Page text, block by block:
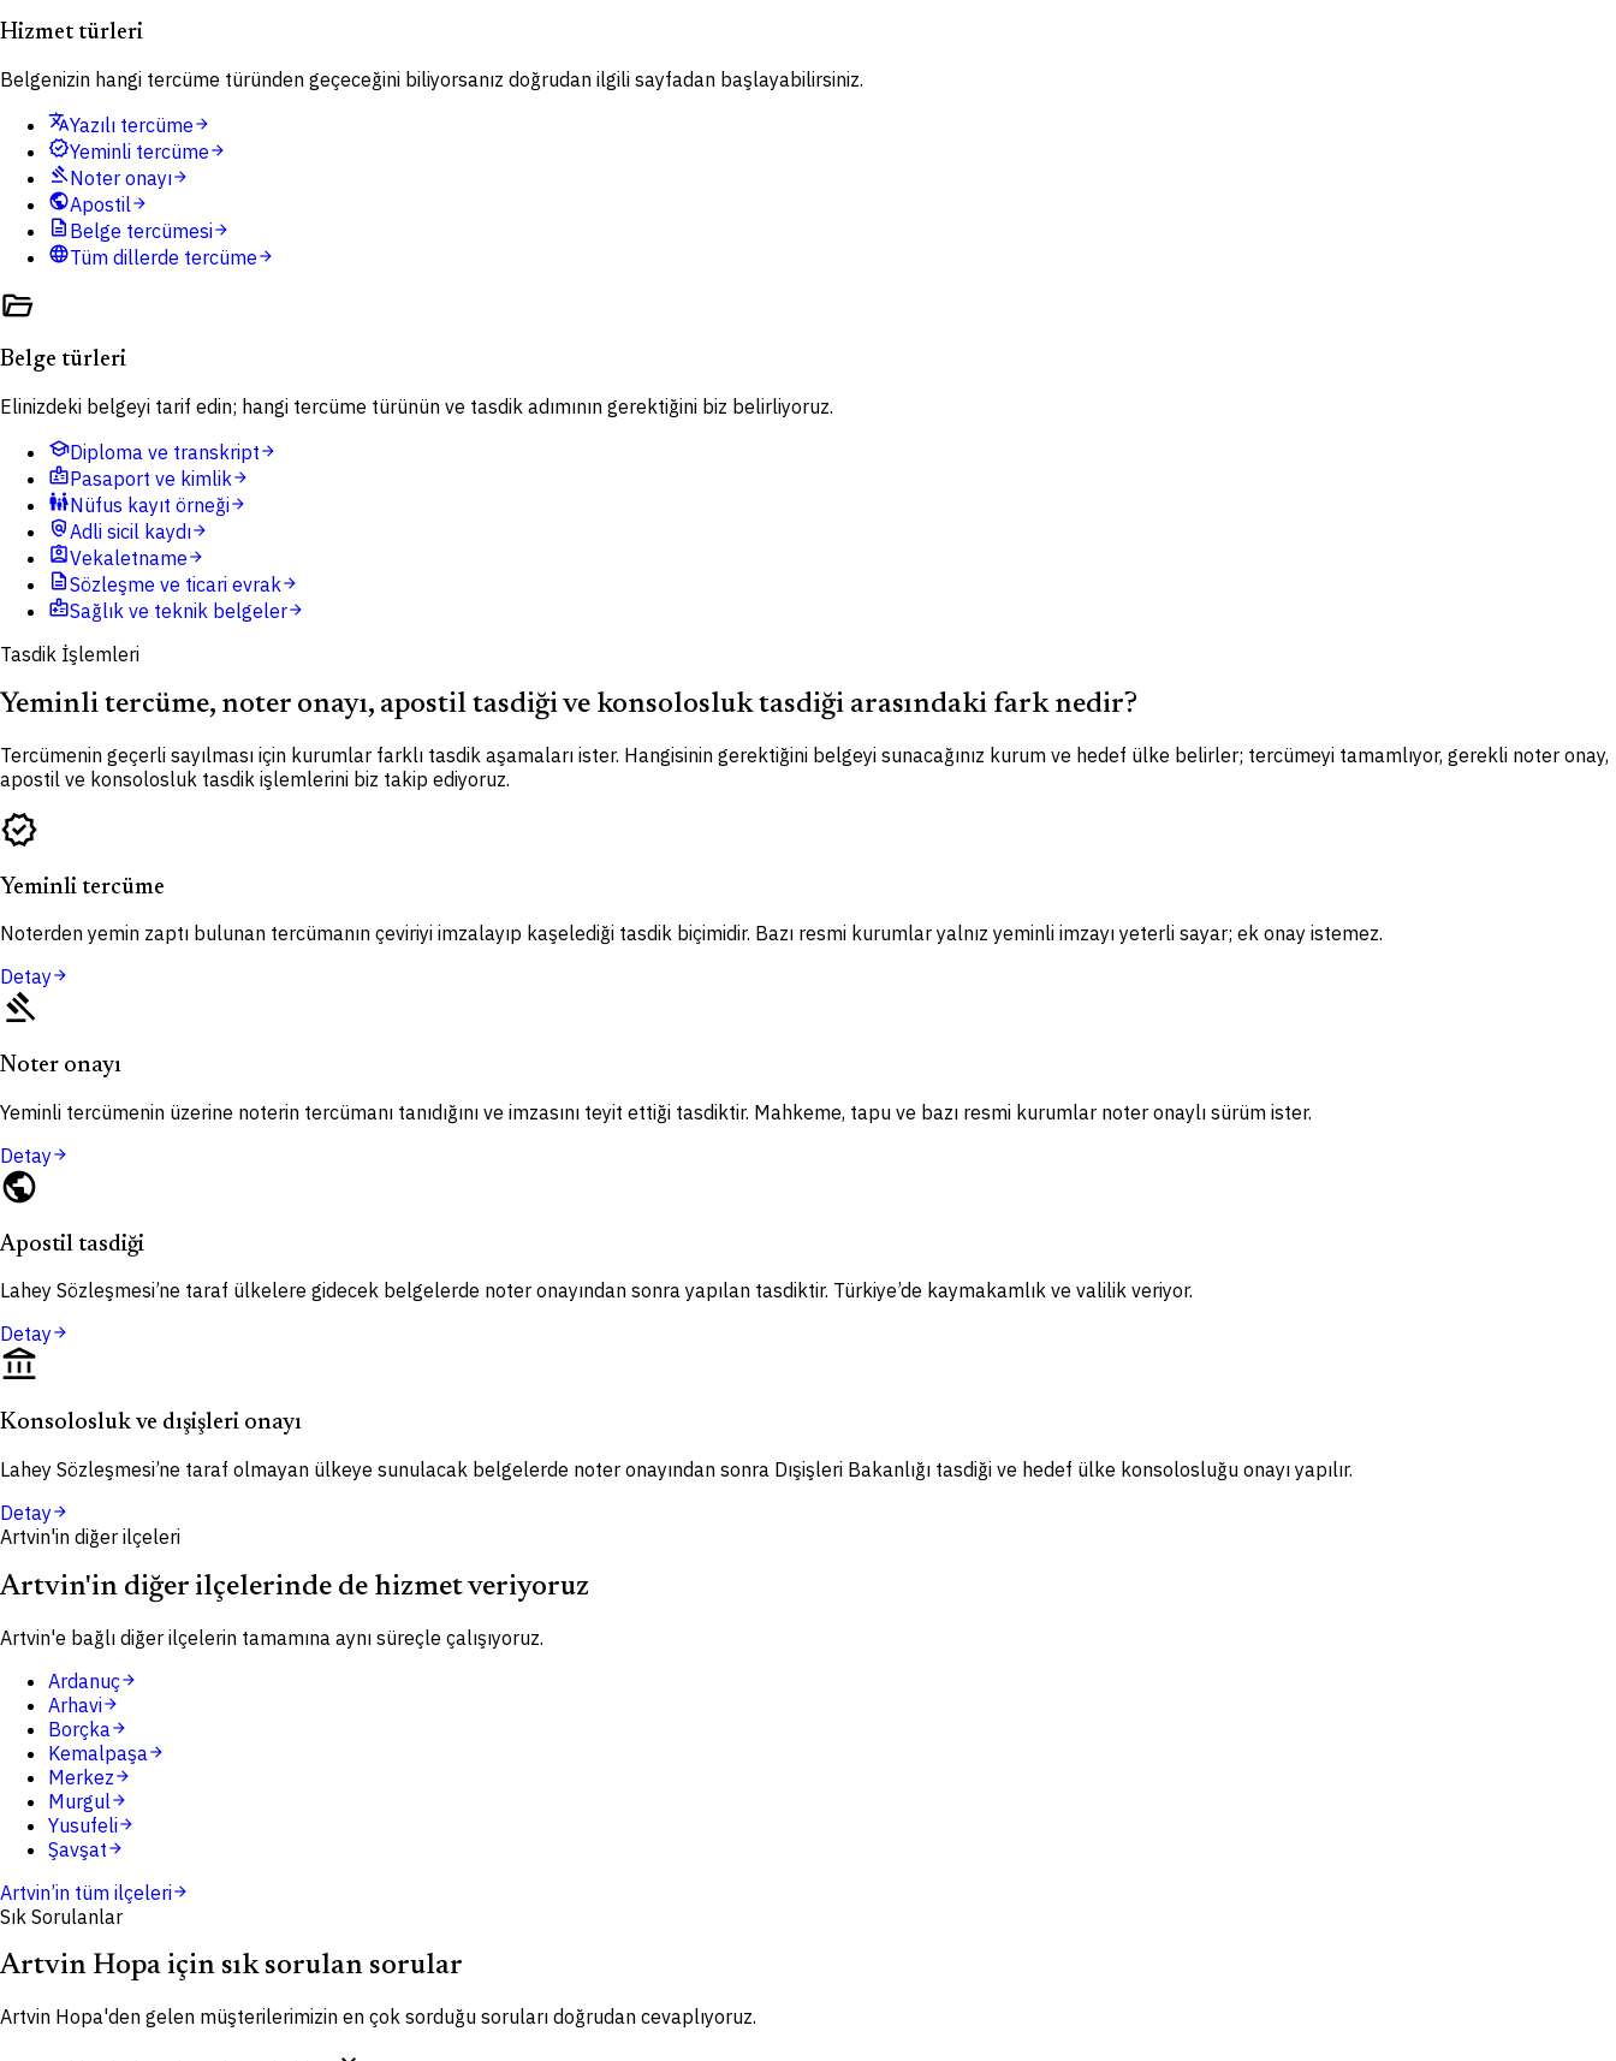
Hizmet türleri
Belgenizin hangi tercüme türünden geçeceğini biliyorsanız doğrudan ilgili sayfadan başlayabilirsiniz.
translateYazılı tercümearrow_forward
verifiedYeminli tercümearrow_forward
gavelNoter onayıarrow_forward
publicApostilarrow_forward
description Belge tercümesiarrow_forward
languageTüm dillerde tercümearrow_forward
folder_open
Belge türleri
Elinizdeki belgeyi tarif edin; hangi tercüme türünün ve tasdik adımının gerektiğini biz belirliyoruz.
schoolDiploma ve transkriptarrow_forward
badgePasaport ve kimlikarrow_forward
family_restroomNüfus kayıt örneğiarrow_forward
policyAdli sicil kaydıarrow_forward
assignment_indVekaletnamearrow_forward
descriptionSözleşme ve ticari evrakarrow_forward
medical_informationSağlık ve teknik belgelerarrow_forward
Tasdik İşlemleri
Yeminli tercüme, noter onayı, apostil tasdiği ve konsolosluk tasdiği arasındaki fark nedir?
Tercümenin geçerli sayılması için kurumlar farklı tasdik aşamaları ister. Hangisinin gerektiğini belgeyi sunacağınız kurum ve hedef ülke belirler; tercümeyi tamamlıyor, gerekli noter onay,
apostil ve konsolosluk tasdik işlemlerini biz takip ediyoruz.
verified
Yeminli tercüme
Noterden yemin zaptı bulunan tercümanın çeviriyi imzalayıp kaşelediği tasdik biçimidir. Bazı resmi kurumlar yalnız yeminli imzayı yeterli sayar; ek onay istemez.
Detayarrow_forward
gavel
Noter onayı
Yeminli tercümenin üzerine noterin tercümanı tanıdığını ve imzasını teyit ettiği tasdiktir. Mahkeme, tapu ve bazı resmi kurumlar noter onaylı sürüm ister.
Detayarrow_forward
public
Apostil tasdiği
Lahey Sözleşmesi’ne taraf ülkelere gidecek belgelerde noter onayından sonra yapılan tasdiktir. Türkiye’de kaymakamlık ve valilik veriyor.
Detayarrow_forward
account_balance
Konsolosluk ve dışişleri onayı
Lahey Sözleşmesi’ne taraf olmayan ülkeye sunulacak belgelerde noter onayından sonra Dışişleri Bakanlığı tasdiği ve hedef ülke konsolosluğu onayı yapılır.
Detayarrow_forward
Artvin'in diğer ilçeleri
Artvin'in diğer ilçelerinde de hizmet veriyoruz
Artvin'e bağlı diğer ilçelerin tamamına aynı süreçle çalışıyoruz.
Ardanuçarrow_forward
Arhaviarrow_forward
Borçkaarrow_forward
Kemalpaşaarrow_forward
Merkezarrow_forward
Murgularrow_forward
Yusufeliarrow_forward
Şavşatarrow_forward
Artvin’in tüm ilçeleriarrow_forward
Sık Sorulanlar
Artvin Hopa için sık sorulan sorular
Artvin Hopa'den gelen müşterilerimizin en çok sorduğu soruları doğrudan cevaplıyoruz.